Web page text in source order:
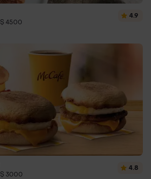
$ 4500
4.9
$ 3000
4.8